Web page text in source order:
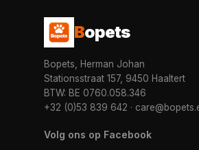
Bopets
Bopets, Herman Johan
Stationsstraat 157, 9450 Haaltert
BTW: BE 0760.058.346
+32 (0)53 839 642 ·
Volg ons op Facebook